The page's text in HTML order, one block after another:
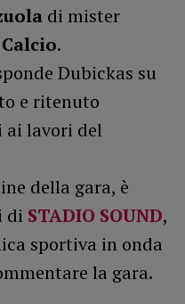
di mister
.
Dubickas su
e ritenuto
ai lavori del
della gara, è
di STADIO SOUND,
sportiva in onda
la gara.